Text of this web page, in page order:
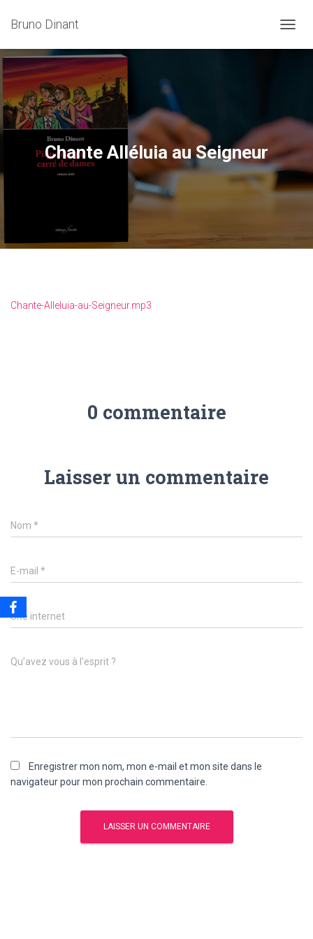
Bruno Dinant
Chante Alléluia au Seigneur
Chante-Alleluia-au-Seigneur.mp3
0 commentaire
Laisser un commentaire
Nom *
E-mail *
Site internet
Qu’avez vous à l’esprit ?
Enregistrer mon nom, mon e-mail et mon site dans le
navigateur pour mon prochain commentaire.